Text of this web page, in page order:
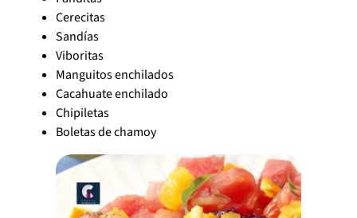
Cerecitas
Sandías
Viboritas
Manguitos enchilados
Cacahuate enchilado
Chipiletas
Boletas de chamoy